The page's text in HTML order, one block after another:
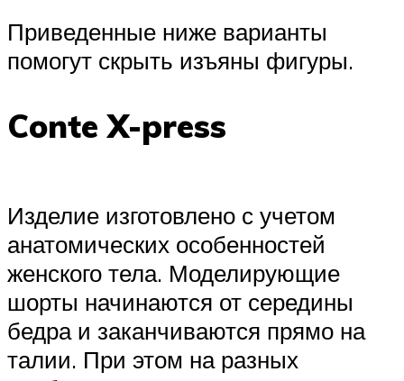
Приведенные ниже варианты
помогут скрыть изъяны фигуры.
Conte X-press
Изделие изготовлено с учетом
анатомических особенностей
женского тела. Моделирующие
шорты начинаются от середины
бедра и заканчиваются прямо на
талии. При этом на разных